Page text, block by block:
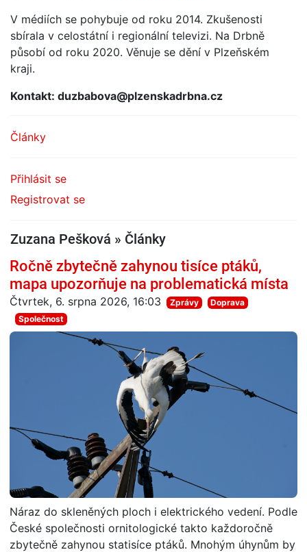
V médiích se pohybuje od roku 2014. Zkušenosti
sbírala v celostátní i regionální televizi. Na Drbně
působí od roku 2020. Věnuje se dění v Plzeňském
kraji.
Kontakt: duzbabova@plzenskadrbna.cz
Články
Přihlásit se
Registrovat se
Zuzana Pešková » Články
Ročně zbytečně zahynou tisíce ptáků,
mapa upozorňuje na problematická místa
Čtvrtek, 6. srpna 2026, 16:03 Zprávy
Doprava
Společnost
Náraz do skleněných ploch i elektrického vedení. Podle
České společnosti ornitologické takto každoročně
zbytečně zahynou statisíce ptáků. Mnohým úhynům by